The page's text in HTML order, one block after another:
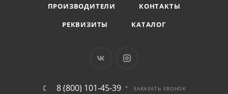
ПРОИЗВОДИТЕЛИ
КОНТАКТЫ
РЕКВИЗИТЫ
КАТАЛОГ
8 (800) 101-45-39 ЗАКАЗАТЬ ЗВОНОК